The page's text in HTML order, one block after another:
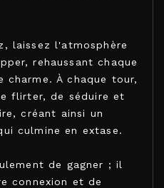
laissez l'atmosphère
rehaussant chaque
À chaque tour,
flirter, de séduire et
créant ainsi un
culmine en extase.
de gagner ; il
connexion et de